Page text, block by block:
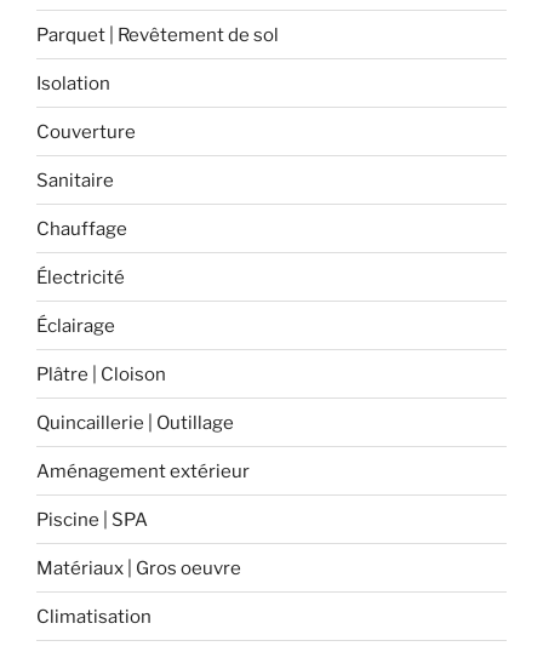
durablement
? »
Parquet | Revêtement de sol
Isolation
Couverture
Sanitaire
Chauffage
Électricité
Éclairage
Plâtre | Cloison
Quincaillerie | Outillage
Aménagement extérieur
Piscine | SPA
Matériaux | Gros oeuvre
Climatisation